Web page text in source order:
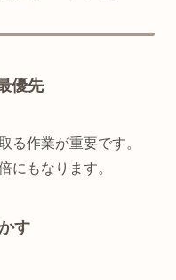
優先
る作業が重要です。
にもなります。
す